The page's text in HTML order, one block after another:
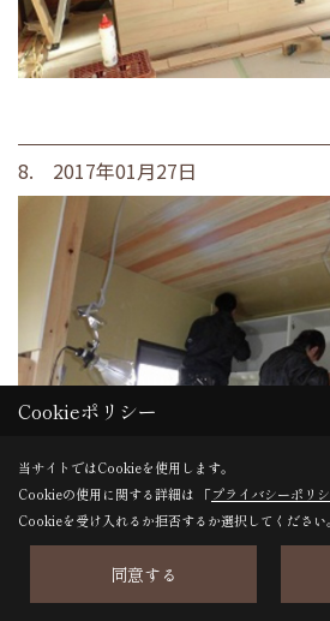
8. 2017年01月27日
木工事終盤！
Cookieポリシー
当サイトではCookieを使用します。
Cookieの使用に関する詳細は 「プライバシーポリ
Cookieを受け入れるか拒否するか選択してください。
同意する